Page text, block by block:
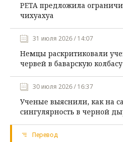
PETA предложила
чихуахуа
31 июля 2026 / 14:07
Немцы раскритиковали
червей в баварскую колбасу
30 июля 2026 / 16:37
Ученые выяснили, как на
сингулярность в черной
Перевод